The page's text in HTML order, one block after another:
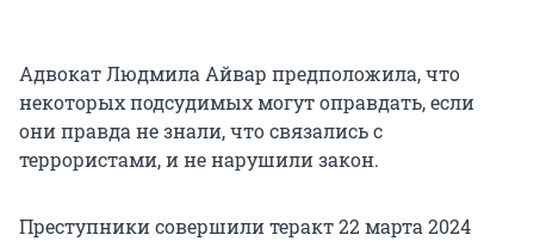
Адвокат Людмила Айвар предположила, что
некоторых подсудимых могут оправдать, если
они правда не знали, что связались с
террористами, и не нарушили закон.
Преступники совершили теракт 22 марта 2024